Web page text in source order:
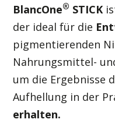
BlancOne® STICK
der ideal für die
pigmentierenden
Nahrungsmittel-
um die Ergebnisse
Aufhellung in der
erhalten.